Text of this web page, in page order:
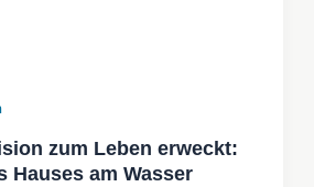
zum Leben erweckt:
Hauses am Wasser